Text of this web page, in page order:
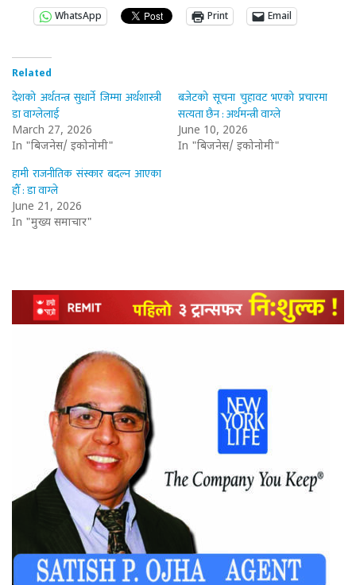
WhatsApp
Print Email
Related
देशको अर्थतन्त्र सुधार्ने जिम्मा अर्थशास्त्री
डा वाग्लेलाई
March 27, 2026
In "बिजनेस/ इकोनोमी"
बजेटको सूचना चुहावट भएको प्रचारमा
सत्यता छैन : अर्थमन्त्री वाग्ले
June 10, 2026
In "बिजनेस/ इकोनोमी"
हामी राजनीतिक संस्कार बदल्न आएका
हौँ : डा वाग्ले
June 21, 2026
In "मुख्य समाचार"